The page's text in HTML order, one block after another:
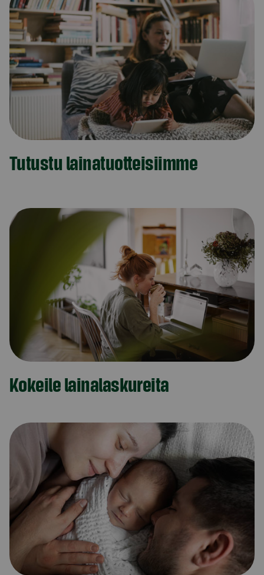
Tutustu lainatuotteisiimme
Kokeile lainalaskureita